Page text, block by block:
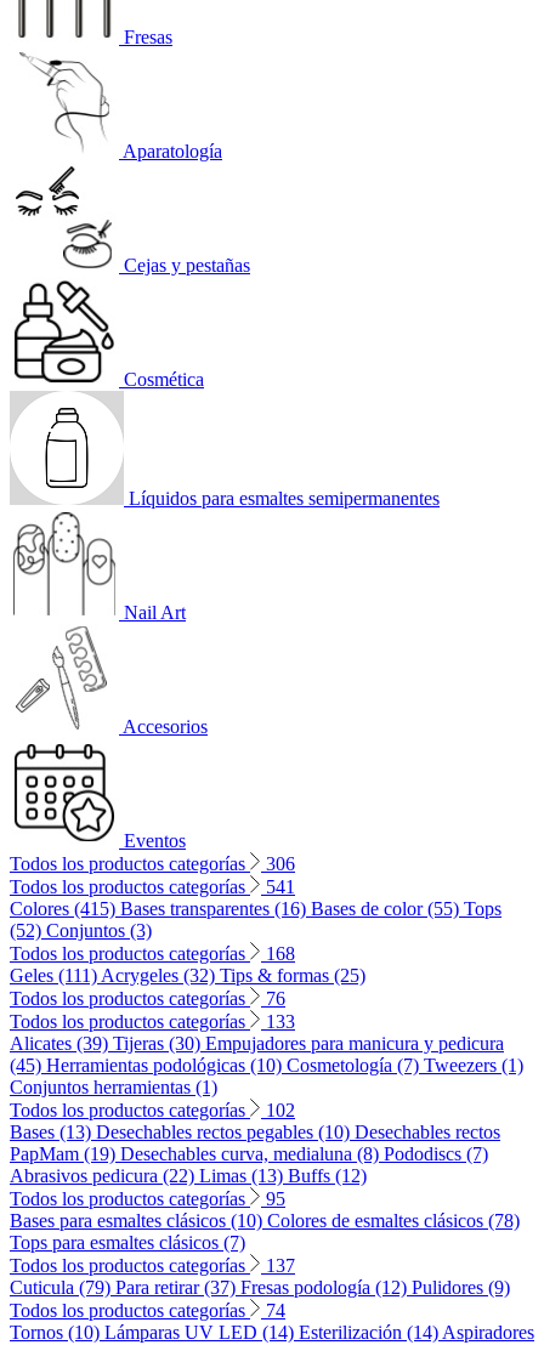
Fresas
Aparatología
Cejas y pestañas
Cosmética
Líquidos para esmaltes semipermanentes
Nail Art
Accesorios
Eventos
Todos los productos categorías
306
Todos los productos categorías
541
Colores (415) Bases transparentes (16) Bases de color (55) Tops
(52) Conjuntos (3)
Todos los productos categorías
168
Geles (111) Acrygeles (32) Tips & formas (25)
Todos los productos categorías
76
Todos los productos categorías
133
Alicates (39) Tijeras (30) Empujadores para manicura y pedicura
(45) Herramientas podológicas (10) Cosmetología (7) Tweezers (1)
Conjuntos herramientas (1)
Todos los productos categorías
102
Bases (13) Desechables rectos pegables (10) Desechables rectos
PapMam (19) Desechables curva, medialuna (8) Pododiscs (7)
Abrasivos pedicura (22) Limas (13) Buffs (12)
Todos los productos categorías
95
Bases para esmaltes clásicos (10) Colores de esmaltes clásicos (78)
Tops para esmaltes clásicos (7)
Todos los productos categorías
137
Cuticula (79) Para retirar (37) Fresas podología (12) Pulidores (9)
Todos los productos categorías
74
Tornos (10) Lámparas UV LED (14) Esterilización (14) Aspiradores